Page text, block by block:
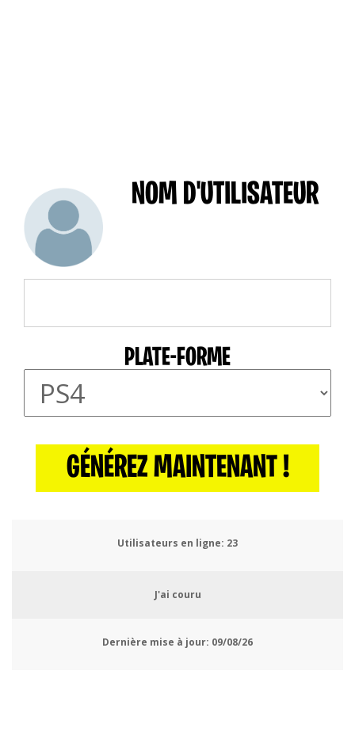
NOM D'UTILISATEUR
PLATE-FORME
GÉNÉREZ MAINTENANT !
Utilisateurs en ligne: 27
J'ai couru
Dernière mise à jour: 09/08/26